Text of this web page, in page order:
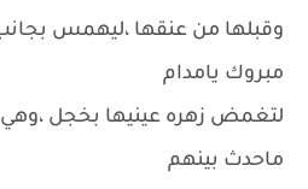
وقبلها من عنقها ،ليهمس بجانب
مبروك يامدام
لتغمض زهره عينيها بخجل ،وهي
ماحدث بينهم